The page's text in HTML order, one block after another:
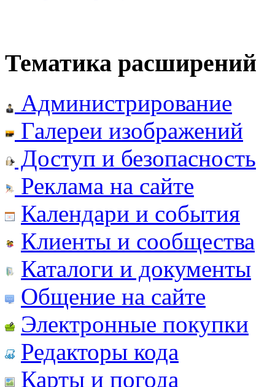
Тематика расширений
Администрирование
Галереи изображений
Доступ и безопасность
Реклама на сайте
Календари и события
Клиенты и сообщества
Каталоги и документы
Общение на сайте
Электронные покупки
Редакторы кода
Карты и погода